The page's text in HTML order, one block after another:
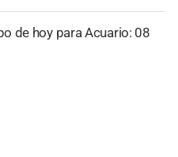
de hoy para Acuario: 08